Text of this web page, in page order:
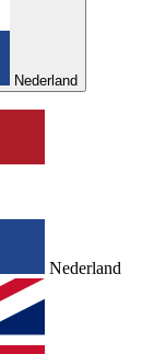
Nederland
Nederland